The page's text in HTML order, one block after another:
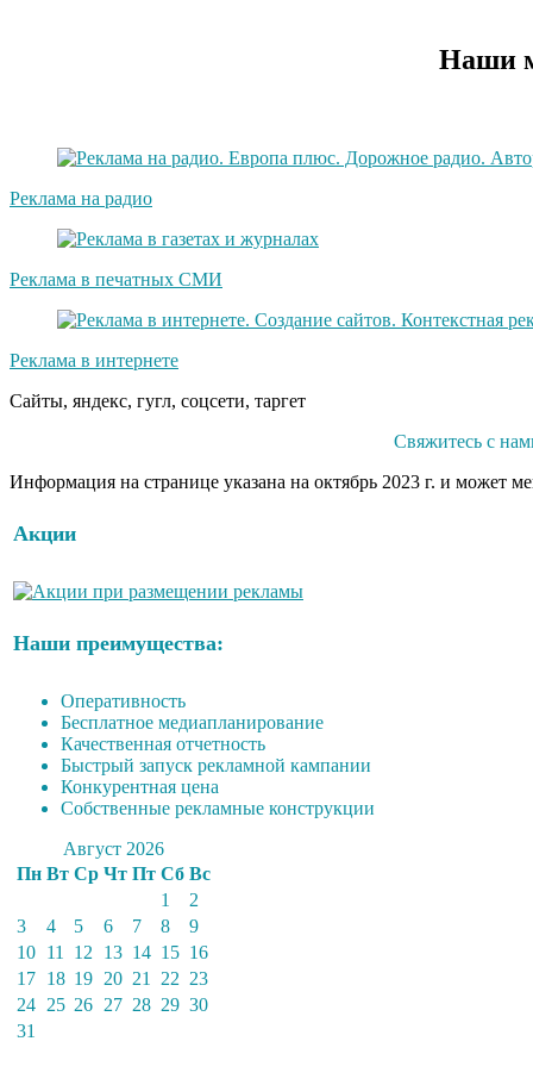
Наши
Реклама на радио
Реклама в печатных СМИ
Реклама в интернете
Сайты, яндекс, гугл, соцсети, таргет
Свяжитесь с
Информация на странице указана на октябрь 2023 г. и может
Акции
Наши преимущества:
Оперативность
Бесплатное медиапланирование
Качественная отчетность
Быстрый запуск рекламной кампании
Конкурентная цена
Собственные рекламные конструкции
Август 2026
Пн Вт Ср Чт Пт Сб Вс
1
2
3
4 5 6 7 8
9
10 11 12 13 14 15 16
17 18 19 20 21 22 23
24 25 26 27 28 29 30
31